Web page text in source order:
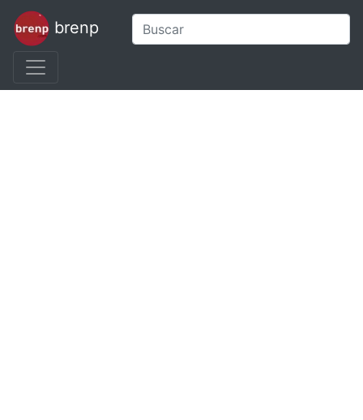
brenp